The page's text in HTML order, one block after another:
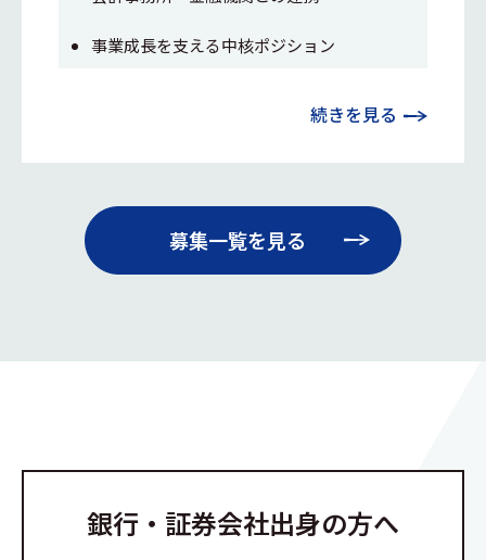
事業成長を支える中核ポジション
続きを見る
募集一覧を見る
銀行・証券会社出身の方へ